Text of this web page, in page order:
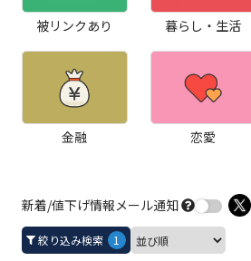
被リンクあり 暮らし・生活
金融 恋愛
新着/値下げ情報メール通知
絞り込み検索 1